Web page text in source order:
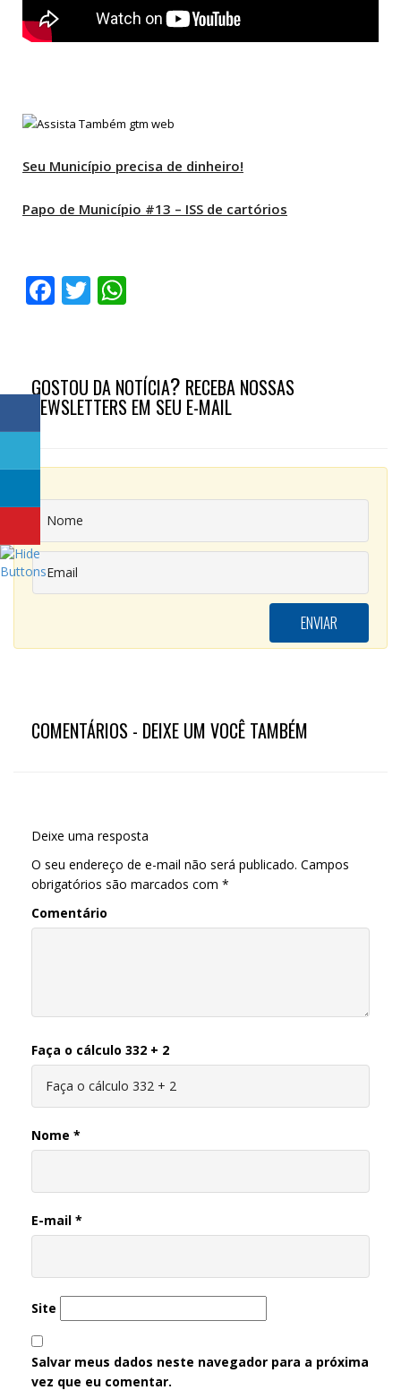
Seu Município precisa de dinheiro!
Papo de Município #13 – ISS de cartórios
FacebookTwitter
GOSTOU DA NOTÍCIA? RECEBA NOSSAS
NEWSLETTERS EM SEU E-MAIL
COMENTÁRIOS - DEIXE UM VOCÊ TAMBÉM
Deixe uma resposta
O seu endereço de e-mail não será publicado. Campos
obrigatórios são marcados com *
Comentário
Faça o cálculo 332 + 2
Nome *
E-mail *
Site
Salvar meus dados neste navegador para a próxima
vez que eu comentar.